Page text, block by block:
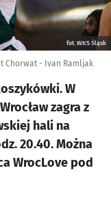
fot. WKS Śląsk
Chorwat - Ivan Ramljak
W
zagra z
hali na
20.40. Można
WrocLove pod